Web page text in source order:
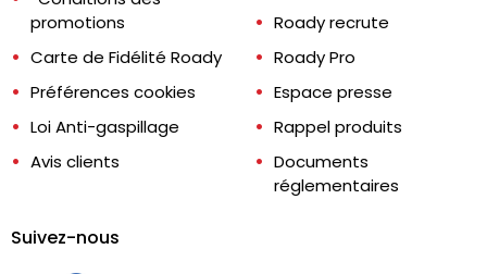
promotions
Carte de Fidélité Roady
Préférences cookies
Loi Anti-gaspillage
Avis clients
Roady recrute
Roady Pro
Espace presse
Rappel produits
Documents
réglementaires
Suivez-nous